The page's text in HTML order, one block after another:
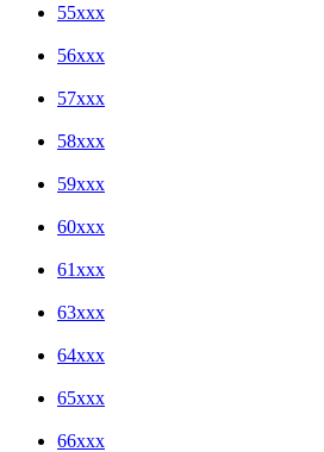
55xxx
56xxx
57xxx
58xxx
59xxx
60xxx
61xxx
63xxx
64xxx
65xxx
66xxx